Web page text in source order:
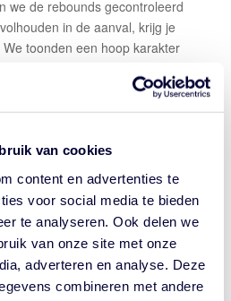
van cookies
content en advertenties te
voor social media te bieden
te analyseren. Ook delen we
van onze site met onze
adverteren en analyse. Deze
combineren met andere
we de rebounds gecontroleerd
in de aanval, krijg je
toonden een hoop karakter
Bennes moest het in
Kourtney Treffers, Kiki
nog eens Sarah Curran
kwart ging bij ons de
de turnovers in het laatste
meer noodlottig.
lay-ups zorgde voor
in de wedstrijd. Een terechte